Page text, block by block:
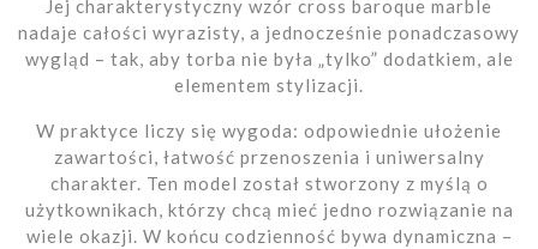
Jej charakterystyczny wzór cross baroque marble
nadaje całości wyrazisty, a jednocześnie ponadczasowy
wygląd – tak, aby torba nie była „tylko” dodatkiem, ale
elementem stylizacji.
W praktyce liczy się wygoda: odpowiednie ułożenie
zawartości, łatwość przenoszenia i uniwersalny
charakter. Ten model został stworzony z myślą o
użytkownikach, którzy chcą mieć jedno rozwiązanie na
wiele okazji. W końcu codzienność bywa dynamiczna –